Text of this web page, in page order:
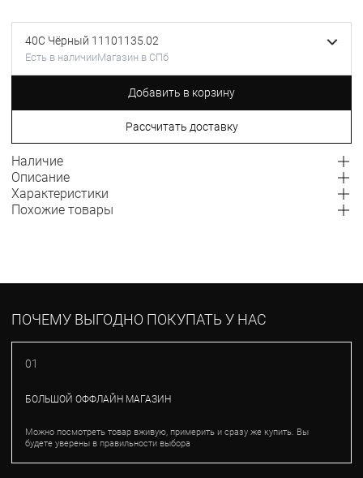
40C Чёрный 11101135.02
Есть в наличииМагазин в СПб
Добавить в корзину
Рассчитать доставку
Наличие
Описание
Характеристики
Похожие товары
ПОЧЕМУ ВЫГОДНО ПОКУПАТЬ У НАС
01
БОЛЬШОЙ ОФФЛАЙН МАГАЗИН
Можно посмотреть товар вживую, примерить и сразу же купить. Вы
будете уверены в правильности выбора